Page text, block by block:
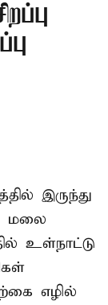
இருந்து
மலை
உள்நாட்டு
எழில்